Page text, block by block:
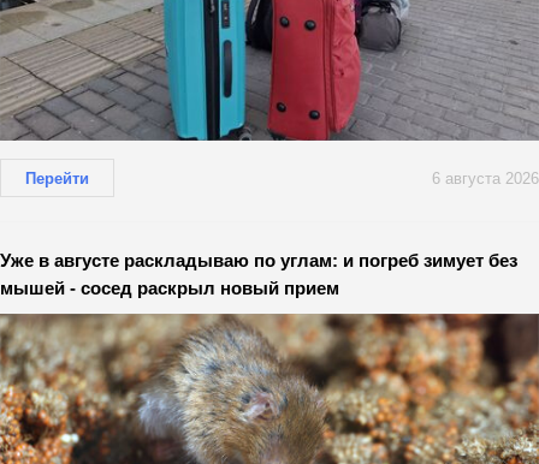
Перейти 6 августа 2026
Уже в августе раскладываю по углам: и погреб зимует без
мышей - сосед раскрыл новый прием